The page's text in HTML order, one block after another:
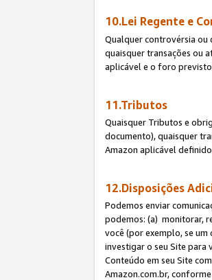
10.Lei Regente e
Qualquer controvérsia ou
quaisquer transações ou
aplicável e o foro
11.Tributos
Quaisquer Tributos e
documento), quaisquer
Amazon aplicável
12.Disposições
Podemos enviar
podemos: (a) monitorar,
você (por exemplo, se um
investigar o seu Site para
Conteúdo em seu Site
Amazon.com.br,